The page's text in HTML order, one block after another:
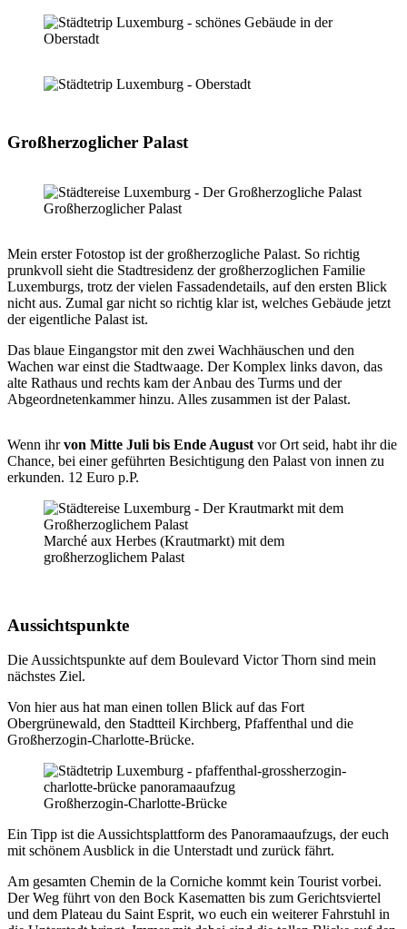
Großherzoglicher Palast
Großherzoglicher Palast
Mein erster Fotostop ist der großherzogliche Palast. So richtig
prunkvoll sieht die Stadtresidenz der großherzoglichen Familie
Luxemburgs, trotz der vielen Fassadendetails, auf den ersten Blick
nicht aus. Zumal gar nicht so richtig klar ist, welches Gebäude jetzt
der eigentliche Palast ist.
Das blaue Eingangstor mit den zwei Wachhäuschen und den
Wachen war einst die Stadtwaage. Der Komplex links davon, das
alte Rathaus und rechts kam der Anbau des Turms und der
Abgeordnetenkammer hinzu. Alles zusammen ist der Palast.
Wenn ihrvon Mitte Juli bis Ende August vor Ort seid, habt ihr die
Chance, bei einer geführten Besichtigung den Palast von innen zu
erkunden. 12 Euro p.P.
Marché aux Herbes (Krautmarkt) mit dem
großherzoglichem Palast
Aussichtspunkte
Die Aussichtspunkte auf dem Boulevard Victor Thorn sind mein
nächstes Ziel.
Von hier aus hat man einen tollen Blick auf das Fort
Obergrünewald, den Stadtteil Kirchberg, Pfaffenthal und die
Großherzogin-Charlotte-Brücke.
Großherzogin-Charlotte-Brücke
Ein Tipp ist die Aussichtsplattform des Panoramaaufzugs, der euch
mit schönem Ausblick in die Unterstadt und zurück fährt.
Am gesamten Chemin de la Corniche kommt kein Tourist vorbei.
Der Weg führt von den Bock Kasematten bis zum Gerichtsviertel
und dem Plateau du Saint Esprit, wo euch ein weiterer Fahrstuhl in